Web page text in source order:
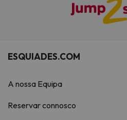
ESQUIADES.COM
A nossa Equipa
Reservar connosco